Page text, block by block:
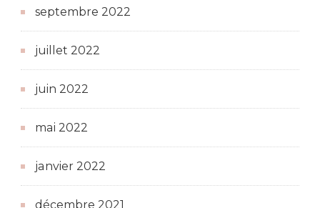
septembre 2022
juillet 2022
juin 2022
mai 2022
janvier 2022
décembre 2021